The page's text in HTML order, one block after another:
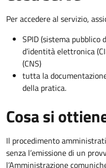
Per accedere al servizio,
SPID (sistema
d’identità elettronica
(CNS)
tutta la
della pratica.
Cosa si
Il procedimento
senza l’emissione di un
l’Amministrazione